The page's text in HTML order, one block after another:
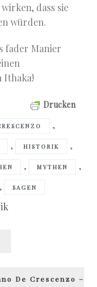
dass sie
würden.
fader Manier
Ithaka!
Drucken
,
, HISTORIK ,
, MYTHEN ,
, SAGEN
De Crescenzo –